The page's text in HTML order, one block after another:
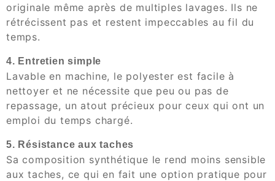
originale même après de multiples lavages. Ils ne
rétrécissent pas et restent impeccables au fil du
temps.
4. Entretien simple
Lavable en machine, le polyester est facile à
nettoyer et ne nécessite que peu ou pas de
repassage, un atout précieux pour ceux qui ont un
emploi du temps chargé.
5. Résistance aux taches
Sa composition synthétique le rend moins sensible
aux taches, ce qui en fait une option pratique pour